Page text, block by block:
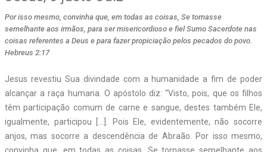
Por isso mesmo, convinha que, em todas as coisas, Se tornasse
semelhante aos irmãos, para ser misericordioso e fiel Sumo Sacerdote nas
coisas referentes a Deus e para fazer propiciação pelos pecados do povo.
Hebreus 2:17
Jesus revestiu Sua divindade com a humanidade a fim de poder
alcançar a raça humana. O apóstolo diz: “Visto, pois, que os filhos
têm participação comum de carnee sangue, destes também Ele,
igualmente, participou […]. Pois Ele, evidentemente, não socorre
anjos,mas socorre a descendência de Abraão. Por isso mesmo,
convinha que, em todas as coisas, Se tornasse semelhante aos